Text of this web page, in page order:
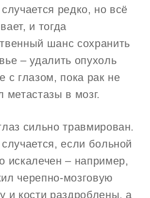
редко, но всё
и тогда
шанс сохранить
– удалить опухоль
с глазом, пока рак не
метастазы в мозг.
сильно травмирован.
если больной
искалечен – например,
черепно-мозговую
и кости раздроблены, а